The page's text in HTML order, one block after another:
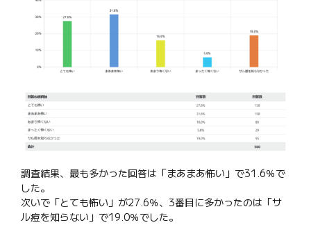
調査結果、最も多かった回答は「まあまあ怖い」で31.6％で
した。
次いで「とても怖い」が27.6％、3番目に多かったのは「サ
ル痘を知らない」で19.0％でした。